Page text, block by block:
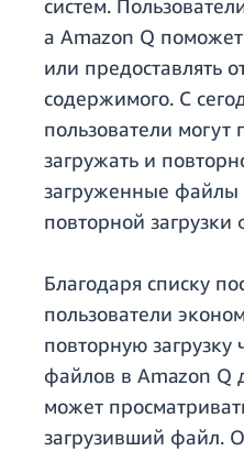
систем.
а Amazon Q
или предоставлять
содержимого. С
пользователи могут
загружать и
загруженные файлы
повторной загрузки
Благодаря списку
пользователи
повторную загрузку
файлов в Amazon Q
может
загрузивший файл.